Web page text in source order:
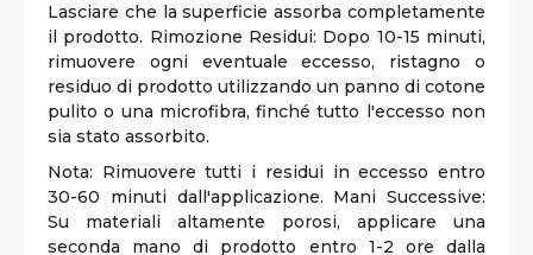
Lasciare che la superficie assorba completamente
il prodotto. Rimozione Residui: Dopo 10-15 minuti,
rimuovere ogni eventuale eccesso, ristagno o
residuo di prodotto utilizzando un panno di cotone
pulito o una microfibra, finché tutto l'eccesso non
sia stato assorbito.
Nota: Rimuovere tutti i residui in eccesso entro
30-60 minuti dall'applicazione. Mani Successive:
Su materiali altamente porosi, applicare una
seconda mano di prodotto entro 1-2 ore dalla